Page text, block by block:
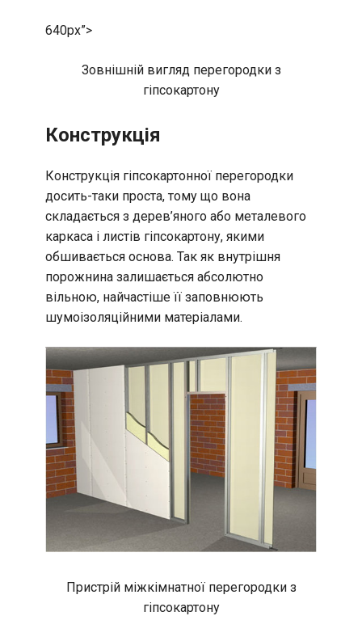
640px”>
Зовнішній вигляд перегородки з
гіпсокартону
Конструкція
Конструкція гіпсокартонної перегородки
досить-таки проста, тому що вона
складається з дерев’яного або металевого
каркаса і листів гіпсокартону, якими
обшивається основа. Так як внутрішня
порожнина залишається абсолютно
вільною, найчастіше її заповнюють
шумоізоляційними матеріалами.
Пристрій міжкімнатної перегородки з
гіпсокартону